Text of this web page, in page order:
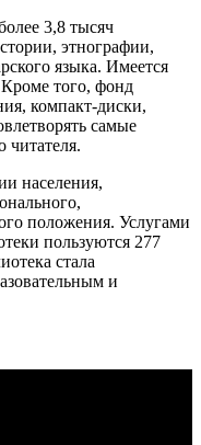
3,8 тысяч
этнографии,
языка. Имеется
Кроме того, фонд
компакт-диски,
самые
читателя.
населения,
положения. Услугами
пользуются 277
стала
и